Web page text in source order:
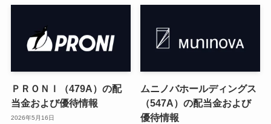
ＰＲＯＮＩ（479A）の配
当金および優待情報
2026年5月16日
ムニノバホールディングス
（547A）の配当金および
優待情報